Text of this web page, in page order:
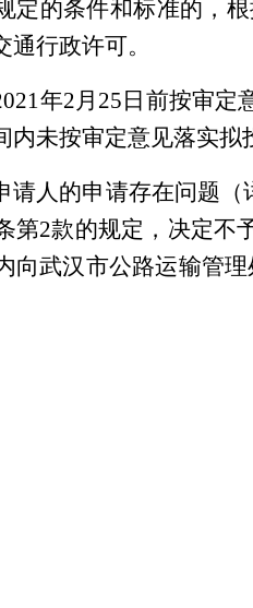
定的条件和标准的，
行政许可。
年2月25日前按审
内未按审定意见落实拟
请人的申请存在问题
第2款的规定，决定不
向武汉市公路运输管